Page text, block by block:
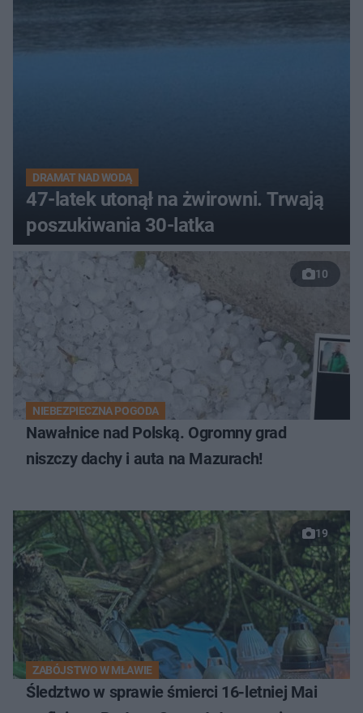
DRAMAT NAD WODĄ
47-latek utonął na żwirowni. Trwają
poszukiwania 30-latka
10
NIEBEZPIECZNA POGODA
Nawałnice nad Polską. Ogromny grad
niszczy dachy i auta na Mazurach!
19
ZABÓJSTWO W MŁAWIE
Śledztwo w sprawie śmierci 16-letniej Mai